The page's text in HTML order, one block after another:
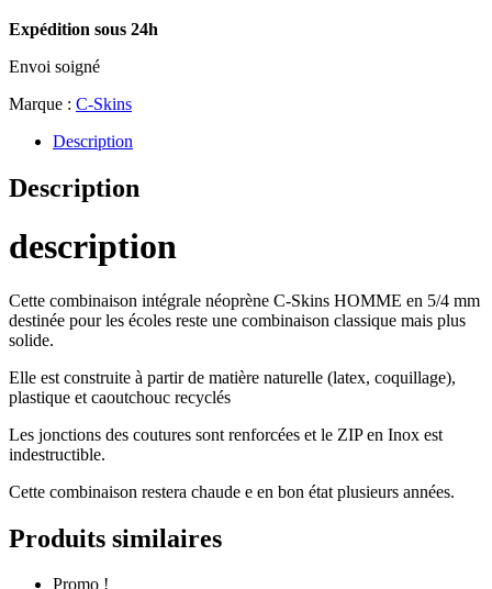
Expédition sous 24h
Envoi soigné
Marque : C-Skins
Description
Description
description
Cette combinaison intégrale néoprène C-Skins HOMME en 5/4 mm
destinée pour les écoles reste une combinaison classique mais plus
solide.
Elle est construite à partir de matière naturelle (latex, coquillage),
plastique et caoutchouc recyclés
Les jonctions des coutures sont renforcées et le ZIP en Inox est
indestructible.
Cette combinaison restera chaude e en bon état plusieurs années.
Produits similaires
Promo !